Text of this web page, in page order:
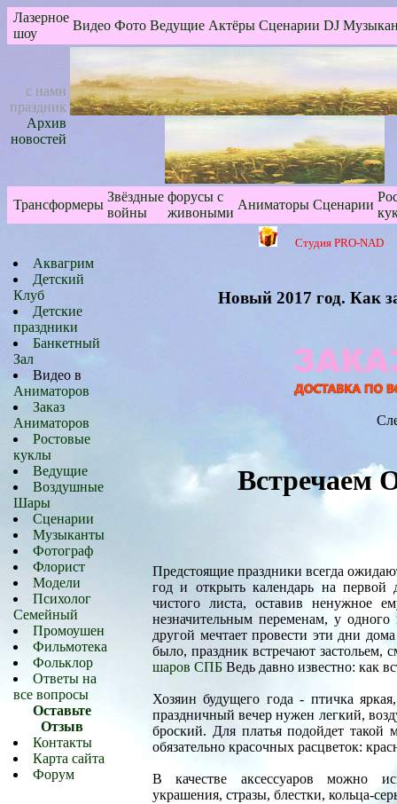
Лазерное
шоу
Видео Фото Ведущие Актёры Сценарии DJ
с нами
праздник
Архив
новостей
Трансформеры
Звёздные
войны
форусы с
живоными
Аниматоры Сценарии
Студия PRO-NAD
Аквагрим
Детский
Клуб
Детские
праздники
Банкетный
Зал
Видео в
Аниматоров
Заказ
Аниматоров
Ростовые
куклы
Ведущие
Воздушные
Шары
Сценарии
Музыканты
Фотограф
Флорист
Модели
Психолог
Семейный
Промоушен
Фильмотека
Фольклор
Ответы на
все вопросы
Оставьте
Отзыв
Контакты
Карта сайта
Форум
Новый 2017 год. Как
Встречаем
Предстоящие праздники всегда
год и открыть календарь на первой
чистого листа, оставив ненужное
незначительным переменам, у
другой мечтает провести эти дни
было, праздник встречают застольем,
шаров СПБ Ведь давно известно: как
Хозяин будущего года - птичка
праздничный вечер нужен легкий,
броский. Для платья подойдет такой
обязательно красочных расцветок:
В качестве аксессуаров можно
украшения, стразы, блестки, кольца-